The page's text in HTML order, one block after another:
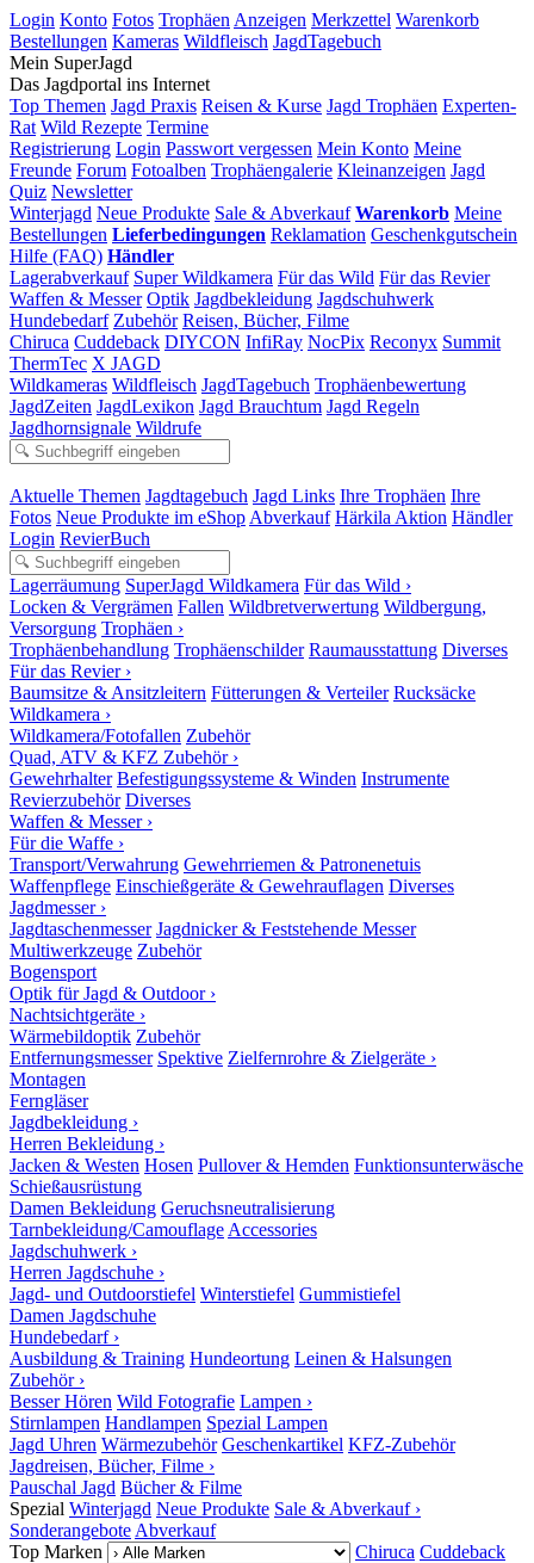
Login Konto Fotos Trophäen Anzeigen Merkzettel Warenkorb
Bestellungen Kameras Wildfleisch JagdTagebuch
Mein SuperJagd
Das Jagdportal ins Internet
Top Themen Jagd Praxis Reisen & Kurse Jagd Trophäen Experten-
Rat Wild Rezepte Termine
Registrierung Login Passwort vergessen Mein Konto Meine
Freunde Forum Fotoalben Trophäengalerie Kleinanzeigen Jagd
Quiz Newsletter
Winterjagd Neue Produkte Sale & Abverkauf Warenkorb Meine
Bestellungen Lieferbedingungen Reklamation Geschenkgutschein
Hilfe (FAQ) Händler
Lagerabverkauf Super Wildkamera Für das Wild Für das Revier
Waffen & Messer Optik Jagdbekleidung Jagdschuhwerk
Hundebedarf Zubehör Reisen, Bücher, Filme
Chiruca Cuddeback DIYCON InfiRay NocPix Reconyx Summit
ThermTec X JAGD
Wildkameras Wildfleisch JagdTagebuch Trophäenbewertung
JagdZeiten JagdLexikon Jagd Brauchtum Jagd Regeln
Jagdhornsignale Wildrufe
Aktuelle Themen Jagdtagebuch Jagd Links Ihre Trophäen Ihre
Fotos Neue Produkte im eShop Abverkauf Härkila Aktion Händler
Login RevierBuch
Lagerräumung SuperJagd Wildkamera Für das Wild ›
Locken & Vergrämen Fallen Wildbretverwertung Wildbergung,
Versorgung Trophäen ›
Trophäenbehandlung Trophäenschilder Raumausstattung Diverses
Für das Revier ›
Baumsitze & Ansitzleitern Fütterungen & Verteiler Rucksäcke
Wildkamera ›
Wildkamera/Fotofallen Zubehör
Quad, ATV & KFZ Zubehör ›
Gewehrhalter Befestigungssysteme & Winden Instrumente
Revierzubehör Diverses
Waffen & Messer ›
Für die Waffe ›
Transport/Verwahrung Gewehrriemen & Patronenetuis
Waffenpflege Einschießgeräte & Gewehrauflagen Diverses
Jagdmesser ›
Jagdtaschenmesser Jagdnicker & Feststehende Messer
Multiwerkzeuge Zubehör
Bogensport
Optik für Jagd & Outdoor ›
Nachtsichtgeräte ›
Wärmebildoptik Zubehör
Entfernungsmesser Spektive Zielfernrohre & Zielgeräte ›
Montagen
Ferngläser
Jagdbekleidung ›
Herren Bekleidung ›
Jacken & Westen Hosen Pullover & Hemden Funktionsunterwäsche
Schießausrüstung
Damen Bekleidung Geruchsneutralisierung
Tarnbekleidung/Camouflage Accessories
Jagdschuhwerk ›
Herren Jagdschuhe ›
Jagd- und Outdoorstiefel Winterstiefel Gummistiefel
Damen Jagdschuhe
Hundebedarf ›
Ausbildung & Training Hundeortung Leinen & Halsungen
Zubehör ›
Besser Hören Wild Fotografie Lampen ›
Stirnlampen Handlampen Spezial Lampen
Jagd Uhren Wärmezubehör Geschenkartikel KFZ-Zubehör
Jagdreisen, Bücher, Filme ›
Pauschal Jagd Bücher & Filme
Spezial Winterjagd Neue Produkte Sale & Abverkauf ›
Sonderangebote Abverkauf
Top Marken
Chiruca Cuddeback